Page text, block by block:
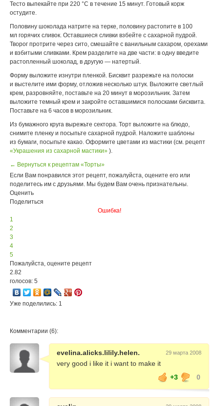
Тесто выпекайте при 220 °С в течение 15 минут. Готовый корж
остудите.
Половину шоколада натрите на терке, половину растопите в 100
мл горячих сливок. Оставшиеся сливки взбейте с сахарной пудрой.
Творог протрите через сито, смешайте с ванильным сахаром, орехами
и взбитыми сливками. Крем разделите на две части: в одну введите
растопленный шоколад, в другую — натертый.
Форму выложите изнутри пленкой. Бисквит разрежьте на полоски
и выстелите ими форму, отложив несколько штук. Выложите светлый
крем, разровняйте, поставьте на 20 минут в морозильник. Затем
выложите темный крем и закройте оставшимися полосками бисквита.
Поставьте на 6 часов в морозильник.
Из бумажного круга вырежьте сектора. Торт выложите на блюдо,
снимите пленку и посыпьте сахарной пудрой. Наложите шаблоны
из бумаги, посыпьте какао. Оформите цветами из мастики (см. рецепт
«Украшения из сахарной мастики» ).
← Вернуться к рецептам «Торты»
Если Вам понравился этот рецепт, пожалуйста, оцените его или
поделитесь им с друзьями. Мы будем Вам очень признательны.
Оценить
Поделиться
Ошибка!
1
2
3
4
5
Пожалуйста, оцените рецепт
2.82
голосов: 5
Уже поделились: 1
Комментарии (6):
evelina.alicks.lilily.helen. 29 марта 2008
very good i like it i want to make it
+3
0